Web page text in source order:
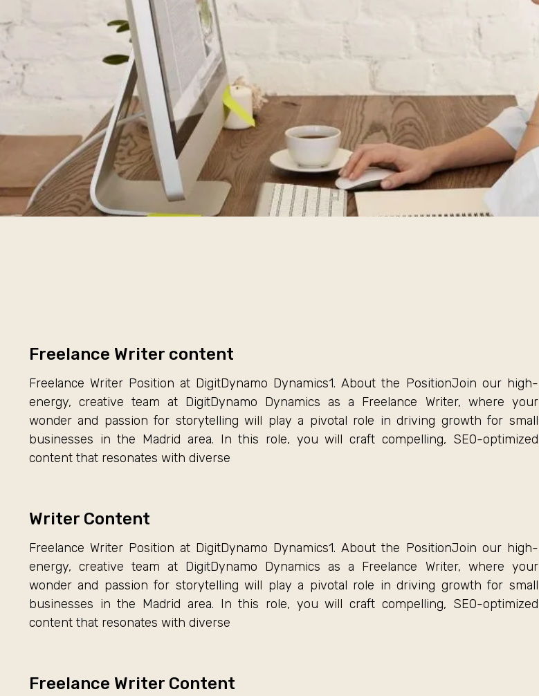
Freelance Writer content
Freelance Writer Position at DigitDynamo Dynamics1. About the PositionJoin our high-
energy, creative team at DigitDynamo Dynamics as a Freelance Writer, where your
wonder and passion for storytelling will play a pivotal role in driving growth for small
businesses in the Madrid area. In this role, you will craft compelling, SEO-optimized
content that resonates with diverse
Writer Content
Freelance Writer Position at DigitDynamo Dynamics1. About the PositionJoin our high-
energy, creative team at DigitDynamo Dynamics as a Freelance Writer, where your
wonder and passion for storytelling will play a pivotal role in driving growth for small
businesses in the Madrid area. In this role, you will craft compelling, SEO-optimized
content that resonates with diverse
Freelance Writer Content